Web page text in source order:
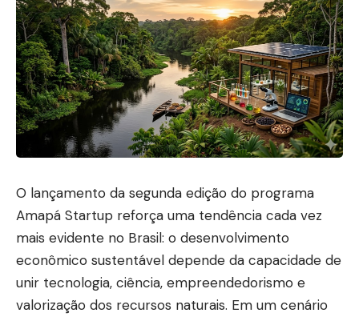
O lançamento da segunda edição do programa
Amapá Startup reforça uma tendência cada vez
mais evidente no Brasil: o desenvolvimento
econômico sustentável depende da capacidade de
unir tecnologia, ciência, empreendedorismo e
valorização dos recursos naturais. Em um cenário